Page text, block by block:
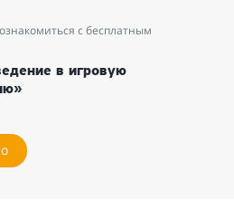
с бесплатным
в игровую